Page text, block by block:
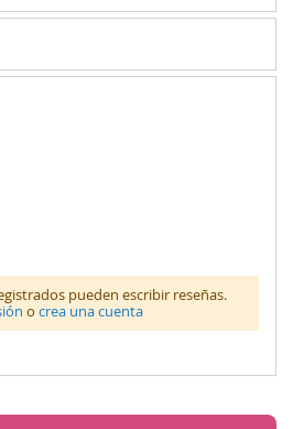
pueden escribir reseñas.
o crea una cuenta